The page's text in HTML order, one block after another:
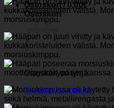
Ostoskori /0.00€
Ostoskori
Ostoskori on tyhjä.
Takaisin kauppaan